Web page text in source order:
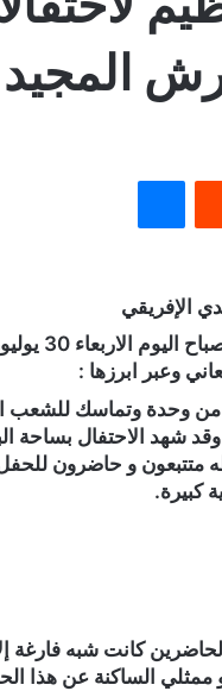
الإفريقي
شهدت ساحة
وعبر ابرزها :
وحدة وتماسك للشعب
شهد الاحتفال بساحة
متتبعون و حاضرون
كبيرة.
كانت شبه فارغة
ممثلي الساكنة عن هذا